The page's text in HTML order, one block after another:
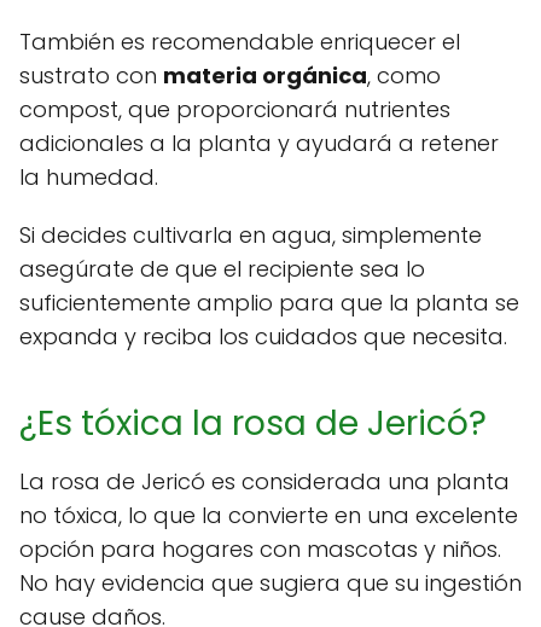
También es recomendable enriquecer el
sustrato con materia orgánica, como
compost, que proporcionará nutrientes
adicionales a la planta y ayudará a retener
la humedad.
Si decides cultivarla en agua, simplemente
asegúrate de que el recipiente sea lo
suficientemente amplio para que la planta se
expanda y reciba los cuidados que necesita.
¿Es tóxica la rosa de Jericó?
La rosa de Jericó es considerada una planta
no tóxica, lo que la convierte en una excelente
opción para hogares con mascotas y niños.
No hay evidencia que sugiera que su ingestión
cause daños.